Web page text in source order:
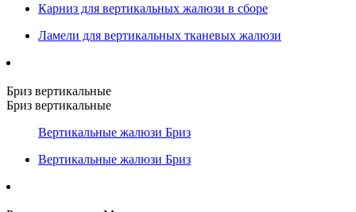
Карниз для вертикальных жалюзи в сборе
Ламели для вертикальных тканевых жалюзи
Бриз вертикальные
Бриз вертикальные
Вертикальные жалюзи Бриз
Вертикальные жалюзи Бриз